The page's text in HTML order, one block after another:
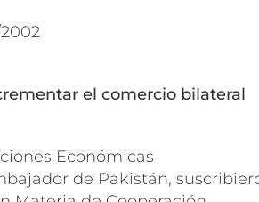
el comercio bilateral
Económicas
de Pakistán,